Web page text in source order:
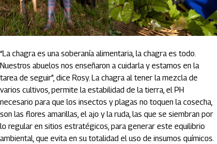
“La chagra es una soberanía alimentaria, la chagra es todo.
Nuestros abuelos nos enseñaron a cuidarla y estamos en la
tarea de seguir”, dice Rosy. La chagra al tener la mezcla de
varios cultivos, permite la estabilidad de la tierra, el PH
necesario para que los insectos y plagas no toquen la cosecha,
son las flores amarillas, el ajo y la ruda, las que se siembran por
lo regular en sitios estratégicos, para generar este equilibrio
ambiental, que evita en su totalidad el uso de insumos químicos.